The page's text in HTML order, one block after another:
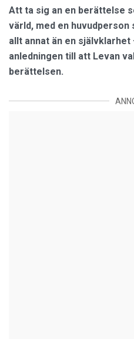
Att ta sig an en berättelse
värld, med en
allt annat än en
anledningen till att Levan
berättelsen.